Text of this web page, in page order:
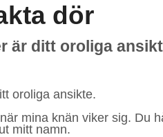
dör
är ditt oroliga
oroliga ansikte.
mina knän viker sig. Du
mitt namn.